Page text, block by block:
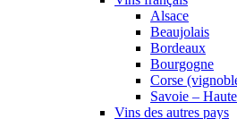
Alsace
Beaujolais
Bordeaux
Bourgogne
Corse
Savoie –
Vins des autres pays